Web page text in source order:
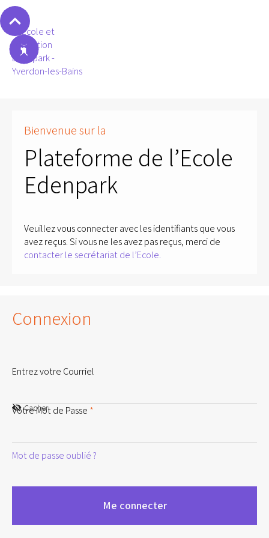
Bienvenue sur la
Plateforme de l’Ecole
Edenpark
Veuillez vous connecter avec les identifiants que vous
avez reçus. Si vous ne les avez pas reçus, merci de
contacter le secrétariat de l’Ecole.
Connexion
Entrez votre Courriel
Votre Mot de Passe *
Cacher
Mot de passe oublié ?